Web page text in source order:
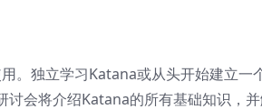
。独立学习Katana或从头开始建立一
会将介绍Katana的所有基础知识，